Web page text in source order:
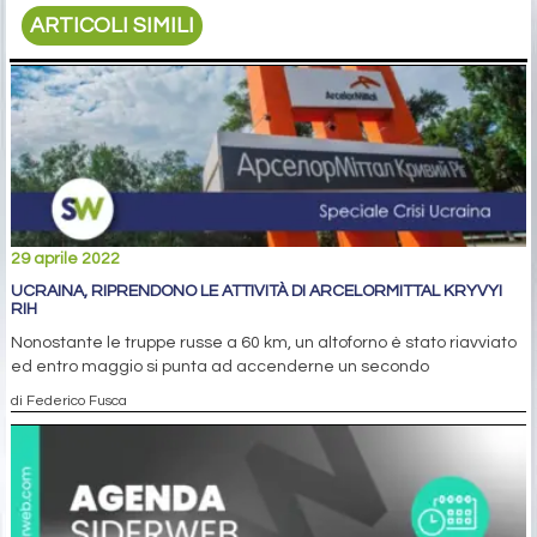
ARTICOLI SIMILI
29 aprile 2022
UCRAINA, RIPRENDONO LE ATTIVITÀ DI ARCELORMITTAL KRYVYI
RIH
Nonostante le truppe russe a 60 km, un altoforno è stato riavviato
ed entro maggio si punta ad accenderne un secondo
di Federico Fusca